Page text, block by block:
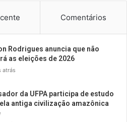
Comentários
Rodrigues anuncia que não
as eleições de 2026
atrás
da UFPA participa de estudo
antiga civilização amazônica